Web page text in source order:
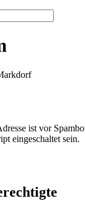
ist vor
eingeschaltet sein.